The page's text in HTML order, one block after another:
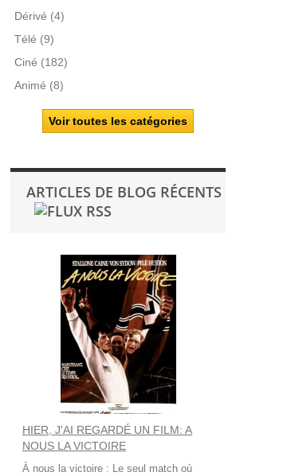
Dérivé (4)
Télé (9)
Ciné (182)
Animé (8)
Voir toutes les catégories
ARTICLES DE BLOG RÉCENTS
HIER, J'AI REGARDÉ UN FILM: A
NOUS LA VICTOIRE
À nous la victoire : Le seul match où